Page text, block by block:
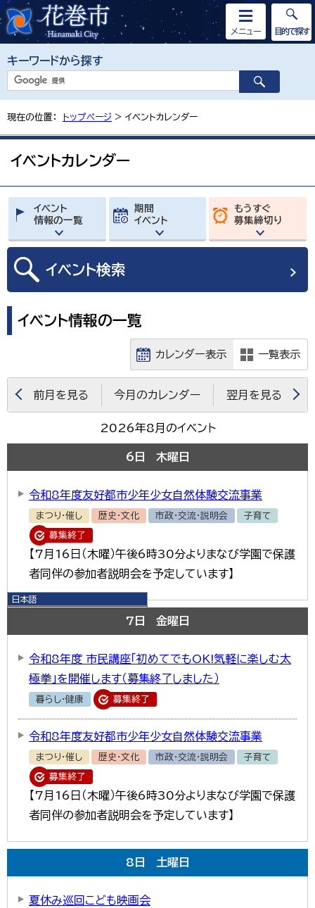
キーワードから探す
メニュー
日本語
简体中文
繁體中文
目的で探す
現在の位置： トップページ > イベントカレンダー
イベントカレンダー
イベント
情報の一覧
期間
イベント
もうすぐ
募集締切り
イベント検索
イベント情報の一覧
カレンダー表示 一覧表示
前月を見る 今月のカレンダー 翌月を見る
2026年8月のイベント
6 日 木曜日
令和8年度友好都市少年少女自然体験交流事業
まつり・催し 歴史・文化 市政・交流・説明会 子育て
募集終了
【7月16日（木曜）午後6時30分よりまなび学園で保護
者同伴の参加者説明会を予定しています】
7 日 金曜日
令和8年度 市民講座「初めてでもOK!気軽に楽しむ太
極拳」を開催します（募集終了しました）
暮らし・健康 募集終了
令和8年度友好都市少年少女自然体験交流事業
まつり・催し 歴史・文化 市政・交流・説明会 子育て
募集終了
【7月16日（木曜）午後6時30分よりまなび学園で保護
者同伴の参加者説明会を予定しています】
8 日 土曜日
夏休み巡回こども映画会